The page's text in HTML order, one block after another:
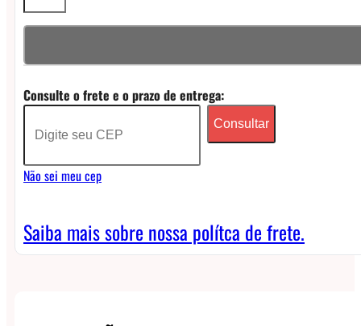
Descartavel
40000
puffs
-
5%
quantidade
Consulte o frete e o prazo de entrega:
Consultar
Não sei meu cep
Saiba mais sobre nossa polítca de frete.